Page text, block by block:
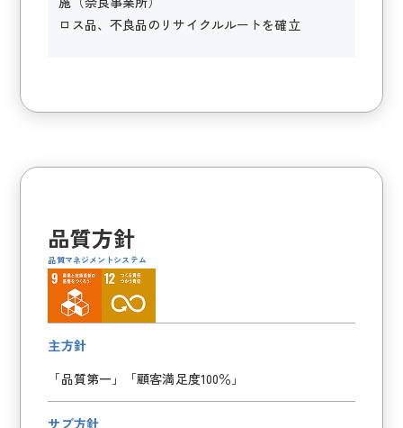
ロス品、不良品のリサイクルルートを確立
品質マネジメントシステム
品質方針
主方針
「品質第一」「顧客満足度100％」
サブ方針